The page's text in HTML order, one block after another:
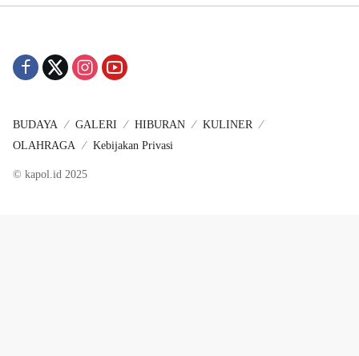
BUDAYA GALERI HIBURAN
KULINER
OLAHRAGA
Kebijakan Privasi
© kapol.id 2025